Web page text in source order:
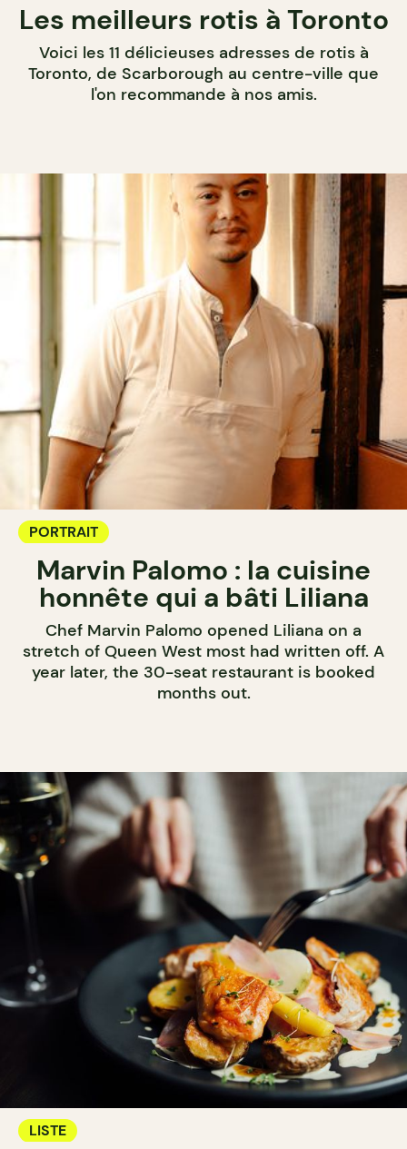
Les meilleurs rotis à Toronto
Voici les 11 délicieuses adresses de rotis à
Toronto, de Scarborough au centre-ville que
l'on recommande à nos amis.
PORTRAIT
Marvin Palomo : la cuisine
honnête qui a bâti Liliana
Chef Marvin Palomo opened Liliana on a
stretch of Queen West most had written off. A
year later, the 30-seat restaurant is booked
months out.
LISTE